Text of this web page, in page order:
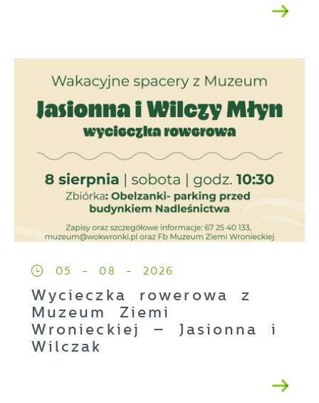
05 - 08 - 2026
Wycieczka rowerowa z
Muzeum Ziemi
Wronieckiej – Jasionna i
Wilczak